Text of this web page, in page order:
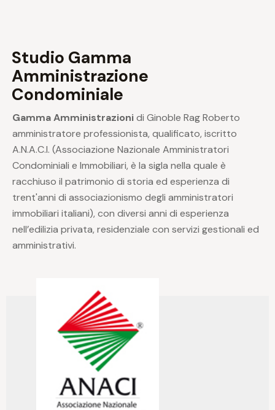
Studio Gamma
Amministrazione
Condominiale
Gamma Amministrazionidi Ginoble Rag Roberto
amministratore professionista, qualificato, iscritto
A.N.A.C.I. (Associazione Nazionale Amministratori
Condominiali e Immobiliari, è la sigla nella quale è
racchiuso il patrimonio di storia ed esperienza di
trent'anni di associazionismo degli amministratori
immobiliari italiani), con diversi anni di esperienza
nell’edilizia privata, residenziale con servizi gestionali ed
amministrativi.